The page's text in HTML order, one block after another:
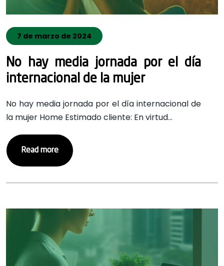
7 de marzo de 2024
No hay media jornada por el día
internacional de la mujer
No hay media jornada por el día internacional de
la mujer Home Estimado cliente: En virtud…
Read more